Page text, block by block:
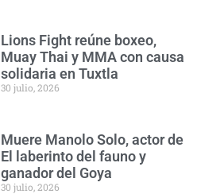
Lions Fight reúne boxeo,
Muay Thai y MMA con causa
solidaria en Tuxtla
30 julio, 2026
Muere Manolo Solo, actor de
El laberinto del fauno y
ganador del Goya
30 julio, 2026